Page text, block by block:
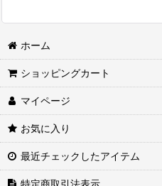
ホーム
ショッピングカート
マイページ
お気に入り
最近チェックしたアイテム
特定商取引法表示